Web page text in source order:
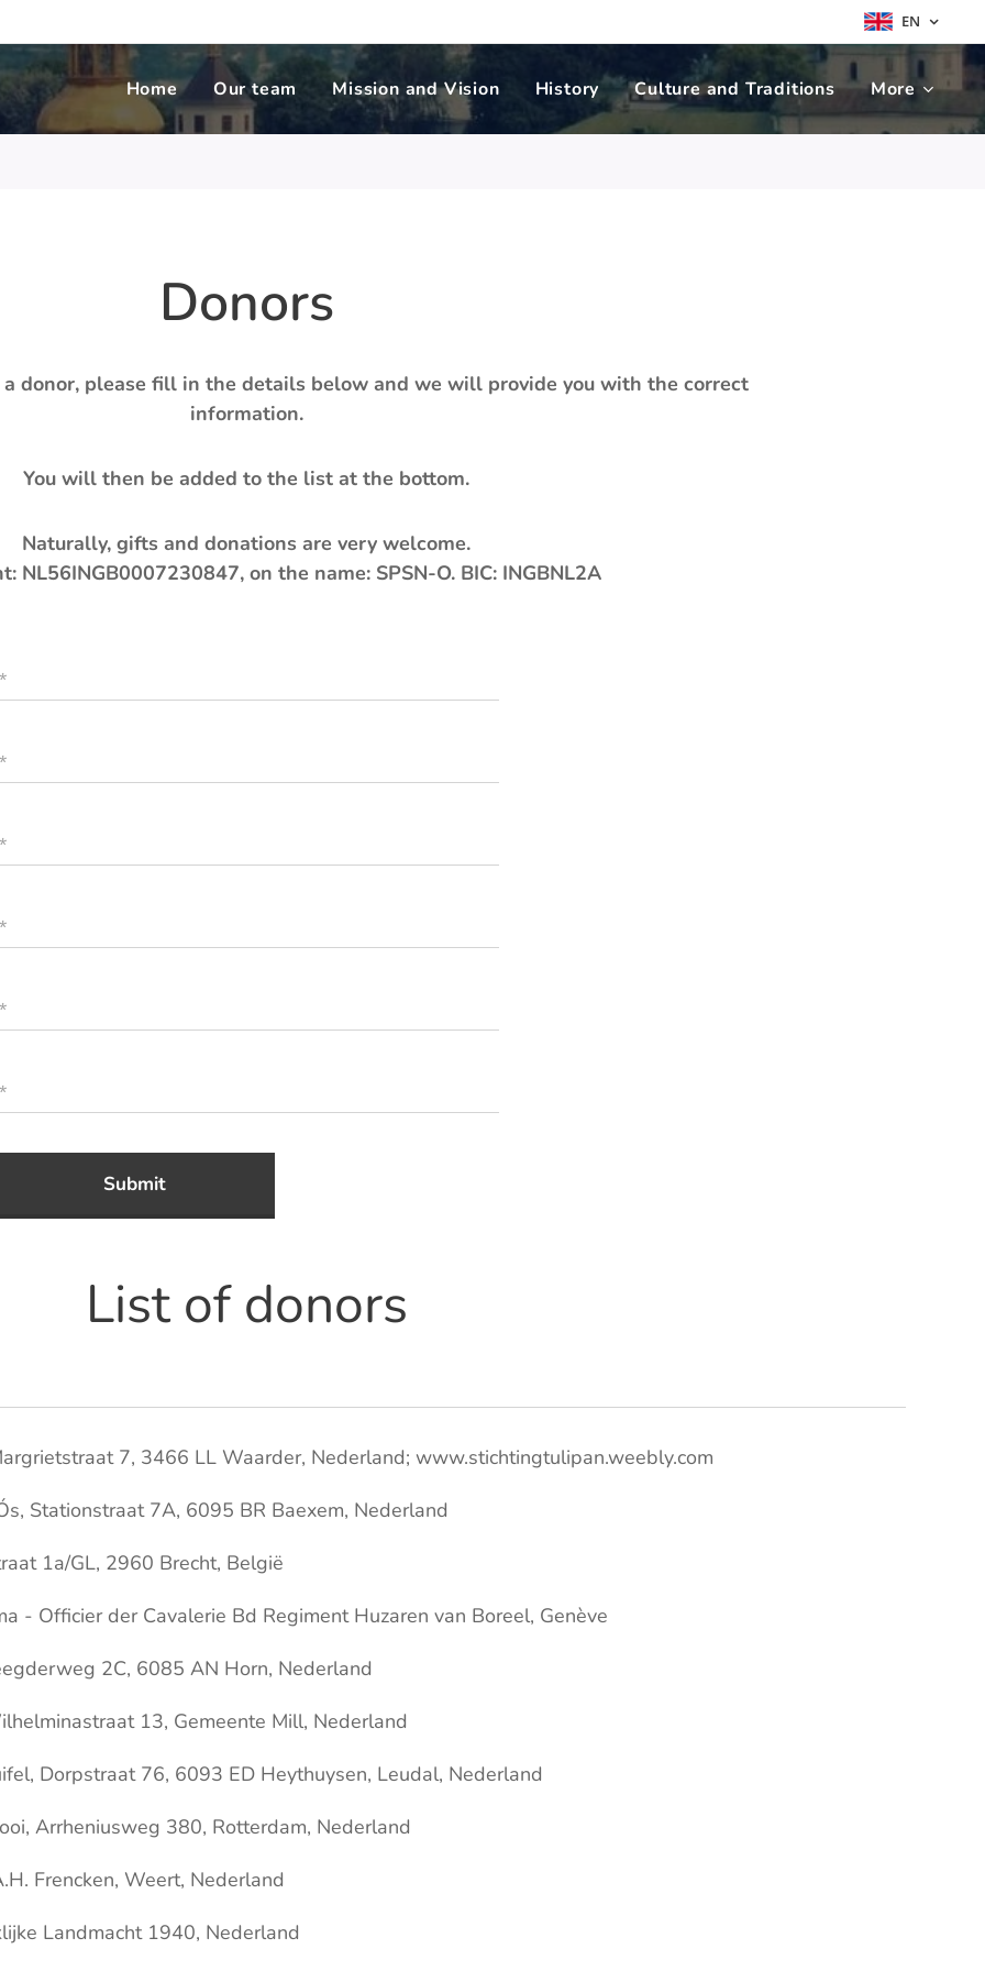
EN
Home Our team Mission and Vision History Culture and Traditions More
Donors
donor, please fill in the details below and we will provide you with the correct
information.
You will then be added to the list at the bottom.
Naturally, gifts and donations are very welcome.
NL56INGB0007230847, on the name: SPSN-O. BIC: INGBNL2A
Submit
List of donors
7, 3466 LL Waarder, Nederland; www.stichtingtulipan.weebly.com
Stationstraat 7A, 6095 BR Baexem, Nederland
1a/GL, 2960 Brecht, België
- Officier der Cavalerie Bd Regiment Huzaren van Boreel, Genève
2C, 6085 AN Horn, Nederland
13, Gemeente Mill, Nederland
Dorpstraat 76, 6093 ED Heythuysen, Leudal, Nederland
Arrheniusweg 380, Rotterdam, Nederland
Frencken, Weert, Nederland
Landmacht 1940, Nederland